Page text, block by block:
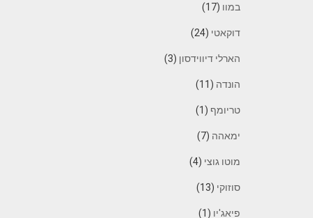
במוו (17)
דוקאטי (24)
הארלי דיווידסון (3)
הונדה (11)
טריומף (1)
ימאהה (7)
מוטו גוצי (4)
סוזוקי (13)
פיאג'יו (1)